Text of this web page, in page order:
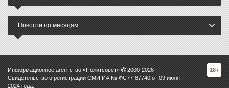
Новости по месяцам
Информационное агентство «Политсовет» 2000-2026
Свидетельство о регистрации СМИ ИА № ФС77-87740 от 09 июля
2024 года.
18+